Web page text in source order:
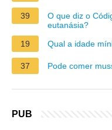
39
O que diz o
eutanásia?
19
Qual a idade
37 Pode comer
PUB